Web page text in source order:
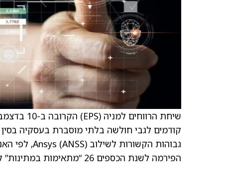
הפירמה לשנת הכספים 26 “מתאימות במתינות” למה שוול סטריט מצפה, ציין האנליסט.